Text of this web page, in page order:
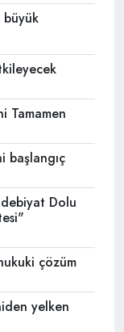
büyük
Tamamen
başlangıç
Dolu
çözüm
yelken